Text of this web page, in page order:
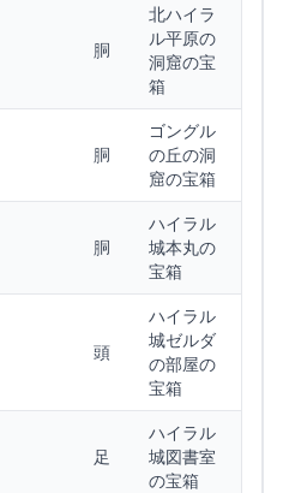
胴
北ハイラ
ル平原の
洞窟の宝
箱
胴
ゴングル
の丘の洞
窟の宝箱
胴
ハイラル
城本丸の
宝箱
頭
ハイラル
城ゼルダ
の部屋の
宝箱
足
ハイラル
城図書室
の宝箱